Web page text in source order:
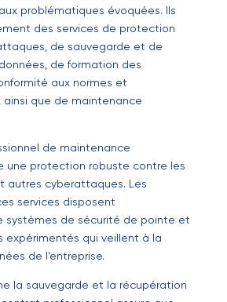
problématiques évoquées. Ils
des services de protection
de sauvegarde et de
de formation des
aux normes et
que de maintenance
de maintenance
une protection robuste contre les
autres cyberattaques. Les
services disposent
systèmes de sécurité de pointe et
expérimentés qui veillent à la
de l’entreprise.
la sauvegarde et la récupération